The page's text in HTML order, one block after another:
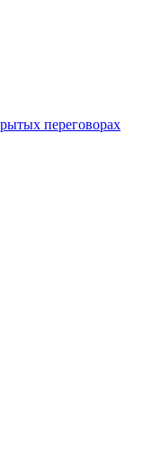
переговорах